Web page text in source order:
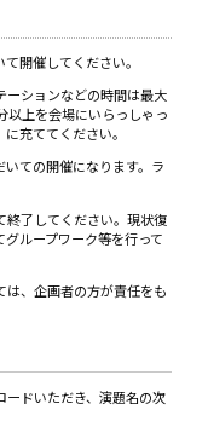
開催してください。
ーションなどの時間は最大
以上を会場にいらっしゃっ
充ててください。
ての開催になります。ラ
終了してください。現状復
ループワーク等を行って
、企画者の方が責任をも
ドいただき、演題名の次